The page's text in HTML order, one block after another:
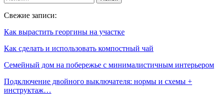
Свежие записи:
Как вырастить георгины на участке
Как сделать и использовать компостный чай
Семейный дом на побережье с минималистичным интерьером
Подключение двойного выключателя: нормы и схемы +
инструктаж…